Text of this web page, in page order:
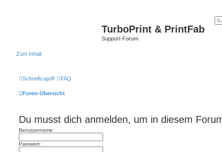
TurboPrint & PrintFab
Support-Forum
Zum Inhalt
Schnellzugriff FAQ
Foren-Übersicht
Du musst dich anmelden, um in diesem
Benutzername:
Passwort: